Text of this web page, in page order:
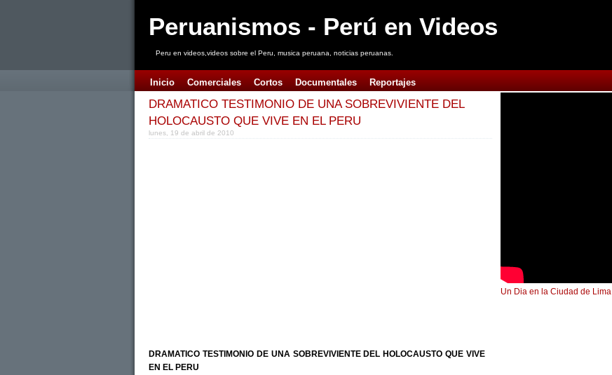
Peruanismos - Perú en Videos
Peru en videos,videos sobre el Peru, musica peruana, noticias peruanas.
Inicio Comerciales Cortos Documentales Reportajes
DRAMATICO TESTIMONIO DE UNA SOBREVIVIENTE DEL
HOLOCAUSTO QUE VIVE EN EL PERU
lunes, 19 de abril de 2010
DRAMATICO TESTIMONIO DE UNA SOBREVIVIENTE DEL HOLOCAUSTO QUE VIVE
EN EL PERU
Un Dia en la Ciudad de Lima